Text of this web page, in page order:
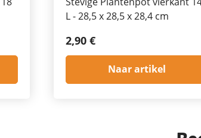
L - 28,5 x 28,5 x 28,4 cm
2,90 €
Naar artikel